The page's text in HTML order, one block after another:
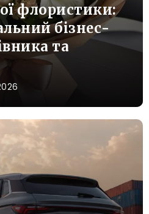
флористики:
бізнес-
та